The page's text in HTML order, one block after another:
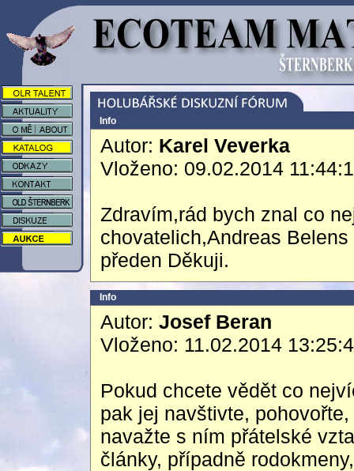
Info
Autor: Karel Veverka
Vloženo: 09.02.2014
Zdravím,rád bych znal co
chovatelich,Andreas
předen Děkuji.
Info
Autor: Josef Beran
Vloženo: 11.02.2014
Pokud chcete vědět co
pak jej navštivte,
navažte s ním přátelské
články, případně